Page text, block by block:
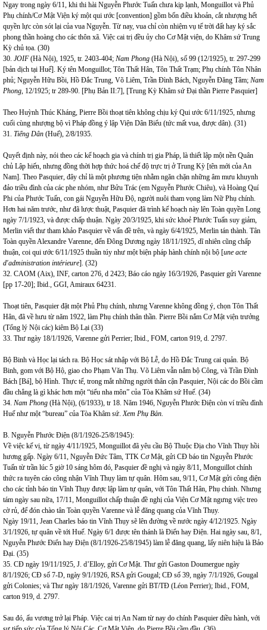
Ngay trong ngày 6/11, khi thi hài Nguyễn Phước Tuấn chưa kịp lạnh, Monguillot và Phủ
Phụ chính/Cơ Mật Viện ký một qui ước [convention] gồm bốn điều khoản, cắt nhượng hết
quyền lực còn sót lại của vua Nguyễn. Từ nay, vua chỉ còn nhiệm vụ tế trời đất hay ký sắc
phong thần hoàng cho các thôn xã. Việc cai trị đều ủy cho Cơ Mật viện, do Khâm sứ Trung
Kỳ chủ tọa. (30)
30. JOIF(Hà Nội), 1925, tr. 2403-404; Nam Phong (Hà Nội), số 99 (12/1925), tr. 297-299
[bản dịch tại Huế]. Ký tên Monguillot; Tôn Thất Hân, Tôn Thất Trạm; Phụ chính Tôn Nhân
phủ; Nguyễn Hữu Bồi, Hồ Đắc Trung, Võ Liêm, Trần Đình Bách, Nguyễn Đăng Tâm; Nam
Phong, 12/1925; tr 289-90. [Phụ Bản II:7], [Trung Kỳ Khâm sứ Đại thần Pierre Pasquier]
Theo Huỳnh Thúc Kháng, Pierre Bồi thoạt tiên không chịu ký Qui ước 6/11/1925, nhưng
cuối cùng nhượng bộ vì Pháp đồng ý lập Viện Dân Biểu (tức mất vua, được dân). (31)
31. Tiếng Dân (Huế), 2/8/1935.
Quyết định này, nói theo các kế hoạch gia và chính trị gia Pháp, là thiết lập một nền Quân
chủ Lập hiến, nhưng đồng thời hợp thức hoá chế độ trực trị ở Trung Kỳ [tên mới của An
Nam]. Theo Pasquier, đây chỉ là một phương tiện nhằm ngăn chặn những âm mưu khuynh
đảo triều đình của các phe nhóm, như Bửu Trác (em Nguyễn Phước Chiêu), và Hoàng Quí
Phi của Phước Tuấn, con gái Nguyễn Hữu Độ, người nuôi tham vọng làm Nữ Phụ chính.
Hơn hai năm trước, như đã lược thuật, Pasquier đã trình kế hoạch này lên Toàn quyền Long
ngày 7/1/1923, và được chấp thuận. Ngày 20/3/1925, khi sức khoẻ Phước Tuấn suy giảm,
Merlin viết thư tham khảo Pasquier về vấn đề trên, và ngày 6/4/1925, Merlin tán thành. Tân
Toàn quyền Alexandre Varenne, đến Đông Dương ngày 18/11/1925, dĩ nhiên cũng chấp
thuận, coi qui ước 6/11/1925 thuần túy như một biện pháp hành chính nội bộ [une acte
d'administration intérieure]. (32)
32. CAOM (Aix), INF, carton 276, d 2423; Báo cáo ngày 16/3/1926, Pasquier gửi Varenne
[pp 17-20]; Ibid., GGI, Amiraux 64231.
Thoạt tiên, Pasquier đặt một Phủ Phụ chính, nhưng Varenne không đồng ý, chọn Tôn Thất
Hân, đã về hưu từ năm 1922, làm Phụ chính thân thần. Pierre Bồi nắm Cơ Mật viện trưởng
(Tổng lý Nội các) kiêm Bộ Lại (33)
33. Thư ngày 18/1/1926, Varenne gửi Perrier; Ibid., FOM, carton 919, d. 2797.
Bộ Binh và Học lại tách ra. Bộ Học sát nhập với Bộ Lễ, do Hồ Đắc Trung cai quản. Bộ
Binh, gom với Bộ Hộ, giao cho Phạm Văn Thụ. Võ Liêm vẫn nắm bộ Công, và Trần Đình
Bách [Bá], bộ Hình. Thực tế, trong mắt những người thân cận Pasquier, Nội các do Bồi cầm
đầu chẳng là gì khác hơn một “tiểu nha môn” của Tòa Khâm sứ Huế. (34)
34. Nam Phong (Hà Nội), (6/1933), tr 18. Năm 1946, Nguyễn Phước Điện còn ví triều đình
Huế như một “bureau” của Tòa Khâm sứ.Xem Phụ Bản.
B. Nguyễn Phước Điện (8/1/1926-25/8/1945):
Về việc kế vị, từ ngày 4/11/1925, Monguillot đã yêu cầu Bộ Thuộc Địa cho Vĩnh Thụy hồi
hương gấp. Ngày 6/11, Nguyễn Đức Tâm, TTK Cơ Mật, gửi CĐ báo tin Nguyễn Phước
Tuấn từ trần lúc 5 giờ 10 sáng hôm đó, Pasquier đề nghị và ngày 8/11, Monguillot chính
thức ra tuyên cáo công nhận Vĩnh Thụy làm tự quân. Hôm sau, 9/11, Cơ Mật gửi công điện
cho các tỉnh báo tin Vĩnh Thụy được lập làm tự quân, với Tôn Thất Hân, Phụ chính. Nhưng
tám ngày sau nữa, 17/11, Monguillot chấp thuận đề nghị của Viện Cơ Mật ngưng việc treo
cờ rủ, để đón chào tân Toàn quyền Varenne và lễ đăng quang của Vĩnh Thụy.
Ngày 19/11, Jean Charles báo tin Vĩnh Thụy sẽ lên đường về nước ngày 4/12/1925. Ngày
3/1/1926, tự quân về tới Huế. Ngày 6/1 được tên thánh là Điển hay Điện. Hai ngày sau, 8/1,
Nguyễn Phước Điển hay Điện (8/1/1926-25/8/1945) làm lễ đăng quang, lấy niên hiệu là Bảo
Đại. (35)
35. CĐ ngày 19/11/1925, J. d’Elloy, gửi Cơ Mật. Thư gửi Gaston Doumergue ngày
8/1/1926; CĐ số 7-D, ngày 9/1/1926, RSA gửi Gougal; CĐ số 39, ngày 7/1/1926, Gougal
gửi Colonies; và Thư ngày 18/1/1926, Varenne gửi BT/TĐ (Léon Perrier); Ibid., FOM,
carton 919, d. 2797.
Sau đó, ấu vương trở lại Pháp. Việc cai trị An Nam từ nay do chính Pasquier điều hành, với